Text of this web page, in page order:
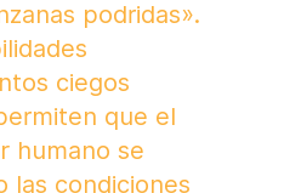
podridas».
ciegos
que el
humano se
las condiciones